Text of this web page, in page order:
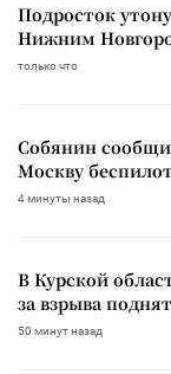
Подросток
Нижним
только что
Собянин
Москву
4 минуты назад
В Курской
за взрыва
50 минут назад